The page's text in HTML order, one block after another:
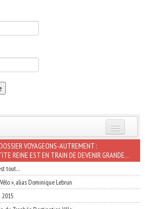
| ABONNEZ-VOUS
VOYAGEONS-AUTREMENT :
REINE EST EN TRAIN DE DEVENIR GRANDE…
tout…
», alias Dominique Lebrun